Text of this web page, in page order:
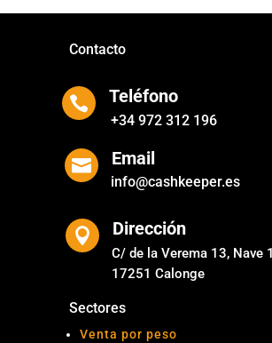
Contacto
 Teléfono
+34 972 312 196
 Email
info@cashkeeper.es
 Dirección
C/ de la Verema 13, Nave 1
17251 Calonge
Sectores
Venta por peso